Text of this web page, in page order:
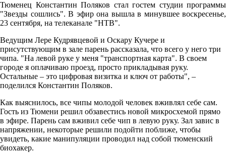
Тюменец Константин Поляков стал гостем студии программы
"Звезды сошлись". В эфир она вышла в минувшее воскресенье,
23 сентября, на телеканале "НТВ".
Ведущим Лере Кудрявцевой и Оскару Кучере и
присутствующим в зале парень рассказала, что всего у него три
чипа. "На левой руке у меня "транспортная карта". В своем
городе я оплачиваю проезд, просто прикладывая руку.
Остальные – это цифровая визитка и ключ от работы", –
поделился Константин Поляков.
Как выяснилось, все чипы молодой человек вживлял себе сам.
Гость из Тюмени решил обзавестись новой микросхемой прямо
в эфире. Парень сам вживил себе чип в левую руку. Зал завис в
напряжении, некоторые решили подойти поближе, чтобы
увидеть, какие манипуляции проводил над собой тюменский
биохакер.